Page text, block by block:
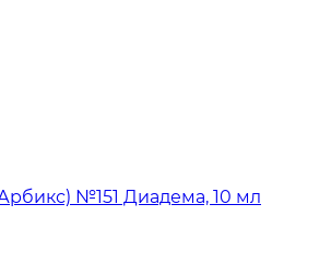
№151 Диадема, 10 мл